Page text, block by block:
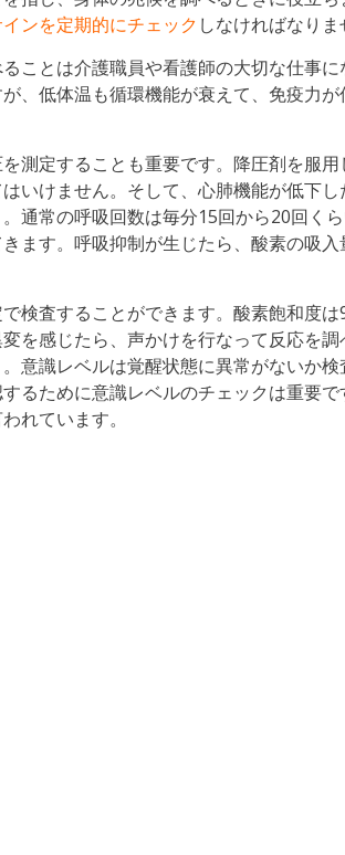
ンを定期的にチェック しなければなりま
ことは介護職員や看護師の大切な仕事に
、低体温も循環機能が衰えて、免疫力
測定することも重要です。降圧剤を服
いけません。そして、心肺機能が低下
通常の呼吸回数は毎分15回から20回く
ます。呼吸抑制が生じたら、酸素の吸入
検査することができます。酸素飽和度は
を感じたら、声かけを行なって反応を
意識レベルは覚醒状態に異常がないか
るために意識レベルのチェックは重要
れています。